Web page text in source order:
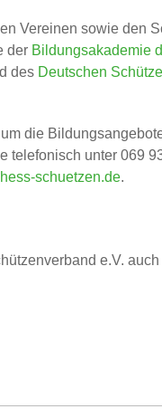
Vereinen sowie den
der Bildungsakademie
des Deutschen
die
telefonisch unter 069
schuetzen.de.
e.V. auch